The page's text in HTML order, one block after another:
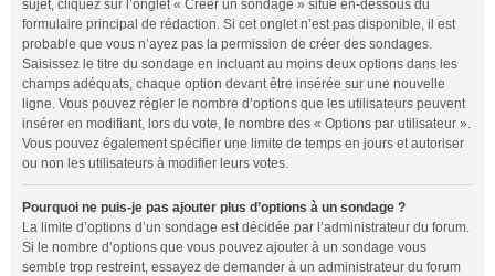
sujet, cliquez sur l’onglet « Créer un sondage » situé en-dessous du
formulaire principal de rédaction. Si cet onglet n’est pas disponible, il est
probable que vous n’ayez pas la permission de créer des sondages.
Saisissez le titre du sondage en incluant au moins deux options dans les
champs adéquats, chaque option devant être insérée sur une nouvelle
ligne. Vous pouvez régler le nombre d’options que les utilisateurs peuvent
insérer en modifiant, lors du vote, le nombre des « Options par utilisateur ».
Vous pouvez également spécifier une limite de temps en jours et autoriser
ou non les utilisateurs à modifier leurs votes.
Pourquoi ne puis-je pas ajouter plus d’options à un sondage ?
La limite d’options d’un sondage est décidée par l’administrateur du forum.
Si le nombre d’options que vous pouvez ajouter à un sondage vous
semble trop restreint, essayez de demander à un administrateur du forum